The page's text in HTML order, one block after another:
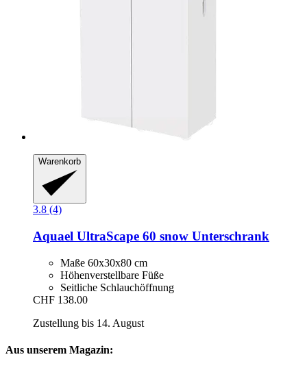
Warenkorb
3.8 (4)
Aquael UltraScape 60 snow Unterschrank
Maße 60x30x80 cm
Höhenverstellbare Füße
Seitliche Schlauchöffnung
CHF 138.00
Zustellung bis 14. August
Aus unserem Magazin: